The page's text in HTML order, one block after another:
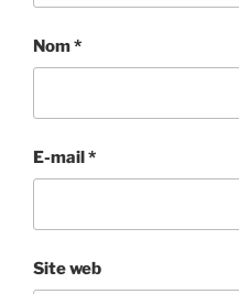
Nom*
E-mail*
Site web